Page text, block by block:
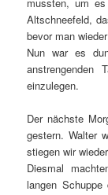
Altschneefeld,
bevor man
Nun war es
anstrengenden
einzulegen.
Der nächste
gestern. Walter
stiegen wir
Diesmal
langen